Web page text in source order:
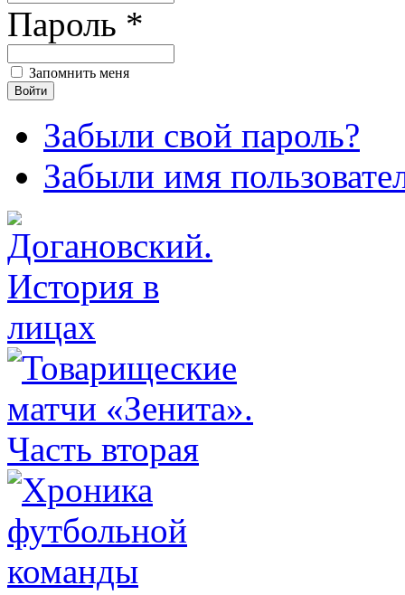
Пароль *
Запомнить меня
Забыли свой пароль?
Забыли имя